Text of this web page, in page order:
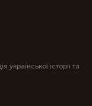
історії та